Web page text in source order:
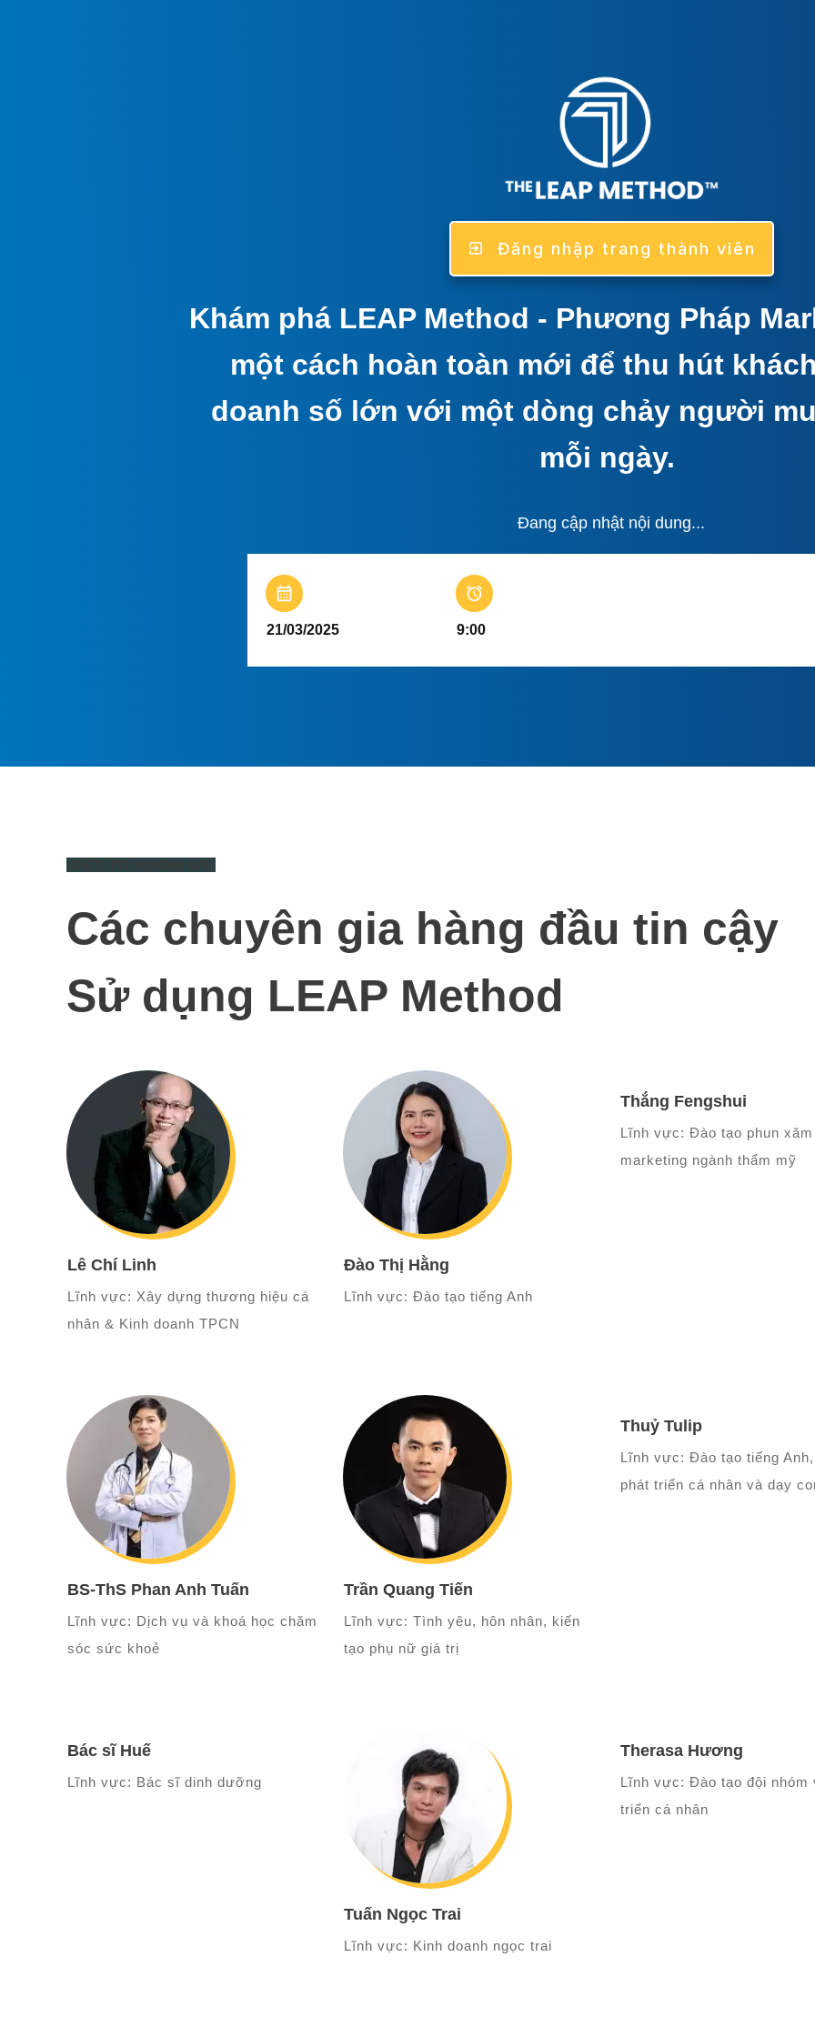
Đăng nhập trang thành viên
Khám phá LEAP Method - Phương Pháp
một cách hoàn toàn mới để thu hút
doanh số lớn với một dòng chảy người
mỗi ngày.
Đang cập nhật nội dung...
21/03/2025 9:00
Các chuyên gia hàng đầu tin cậy
Sử dụng LEAP Method
Lê Chí Linh
Lĩnh vực: Xây dựng thương hiệu cá
nhân & Kinh doanh TPCN
Đào Thị Hằng
Lĩnh vực: Đào tạo tiếng Anh
Thắng Fengshui
Lĩnh vực: Đào tạo phun
marketing ngành thẩm mỹ
BS-ThS Phan Anh Tuấn
Lĩnh vực: Dịch vụ và khoá học chăm
sóc sức khoẻ
Trần Quang Tiến
Lĩnh vực: Tình yêu, hôn nhân, kiến
tạo phụ nữ giá trị
Thuỷ Tulip
Lĩnh vực: Đào tạo tiếng
phát triển cá nhân và dạy
Bác sĩ Huế
Lĩnh vực: Bác sĩ dinh dưỡng
Tuấn Ngọc Trai
Lĩnh vực: Kinh doanh ngọc trai
Therasa Hương
Lĩnh vực: Đào tạo đội nhóm
triển cá nhân